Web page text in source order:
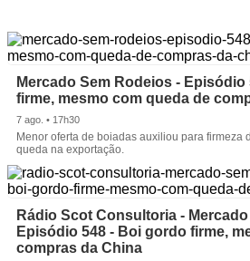
Mercado Sem Rodeios -
firme, mesmo com queda de
7 ago. • 17h30
Menor oferta de boiadas auxiliou para firmeza
queda na exportação.
Rádio Scot Consultoria -
Episódio 548 - Boi gordo firme,
compras da China